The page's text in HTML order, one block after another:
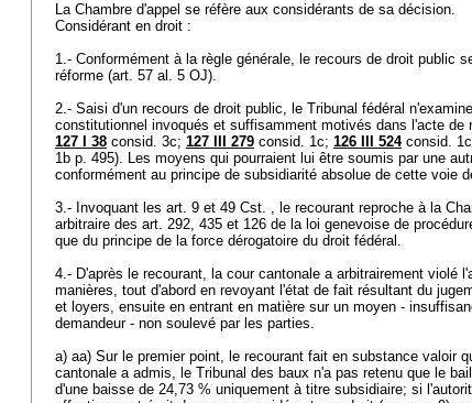
La Chambre d'appel se réfère aux considérants de sa décision.
Considérant en droit :
1.- Conformément à la règle générale, le recours de droit public
réforme (art. 57 al. 5 OJ).
2.- Saisi d'un recours de droit public, le Tribunal fédéral
constitutionnel invoqués et suffisamment motivés dans l'acte de
127 I 38 consid. 3c; 127 III 279 consid. 1c; 126 III 524consid.
1b p. 495). Les moyens qui pourraient lui être soumis par une
conformément au principe de subsidiarité absolue de cette voie
3.- Invoquant les art. 9 et 49 Cst. , le recourant reproche à la
arbitraire des art. 292, 435 et 126 de la loi genevoise de
que du principe de la force dérogatoire du droit fédéral.
4.- D'après le recourant, la cour cantonale a arbitrairement violé l'
manières, tout d'abord en revoyant l'état de fait résultant du
et loyers, ensuite en entrant en matière sur un moyen -
demandeur - non soulevé par les parties.
a) aa) Sur le premier point, le recourant fait en substance valoir
cantonale a admis, le Tribunal des baux n'a pas retenu que le
d'une baisse de 24,73 % uniquement à titre subsidiaire; si